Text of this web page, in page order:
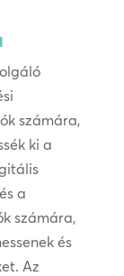
számára,
ki a
a
számára,
és
Az